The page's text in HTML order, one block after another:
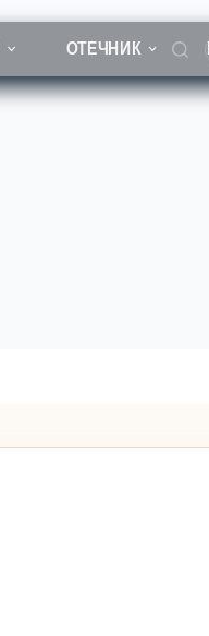
ОТЕЧНИК